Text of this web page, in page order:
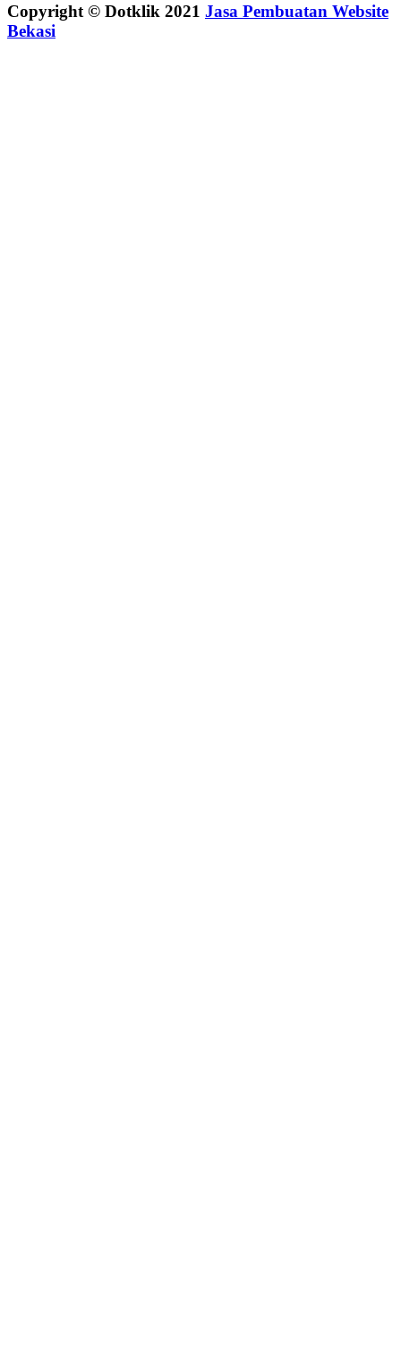
Copyright © Dotklik 2021 Jasa Pembuatan Website
Bekasi